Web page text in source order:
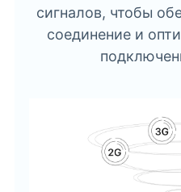
сигналов, чтобы
соединение и